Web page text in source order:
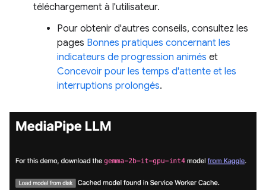
téléchargement à l'utilisateur.
Pour obtenir d'autres conseils, consultez les
pages Bonnes pratiques concernant les
indicateurs de progression animés et
Concevoir pour les temps d'attente et les
interruptions prolongés.